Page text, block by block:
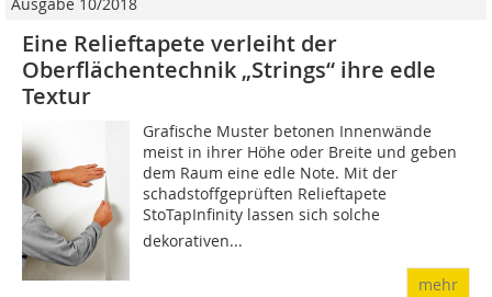
Ausgabe 10/2018
Eine Relieftapete verleiht der
Oberflächentechnik „Strings“ ihre edle
Textur
Grafische Muster betonen Innenwände
meist in ihrer Höhe oder Breite und geben
dem Raum eine edle Note. Mit der
schadstoffgeprüften Relieftapete
StoTapInfinity lassen sich solche
dekorativen...
mehr